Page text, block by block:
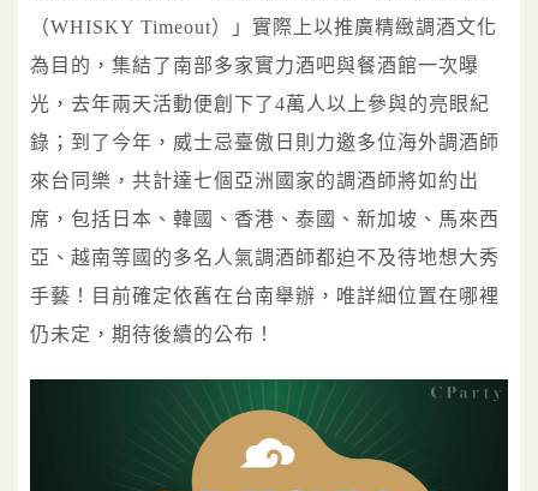
（WHISKY Timeout）」實際上以推廣精緻調酒文化
為目的，集結了南部多家實力酒吧與餐酒館一次曝
光，去年兩天活動便創下了4萬人以上參與的亮眼紀
錄；到了今年，威士忌臺傲日則力邀多位海外調酒師
來台同樂，共計達七個亞洲國家的調酒師將如約出
席，包括日本、韓國、香港、泰國、新加坡、馬來西
亞、越南等國的多名人氣調酒師都迫不及待地想大秀
手藝！目前確定依舊在台南舉辦，唯詳細位置在哪裡
仍未定，期待後續的公布！